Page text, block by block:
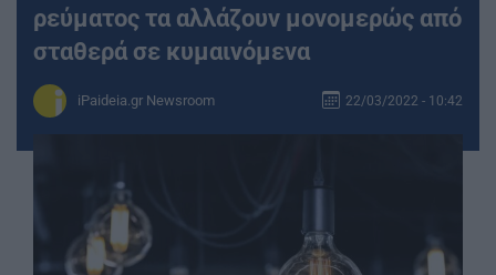
ρεύματος τα αλλάζουν μονομερώς από
σταθερά σε κυμαινόμενα
iPaideia.gr Newsroom 22/03/2022 - 10:42